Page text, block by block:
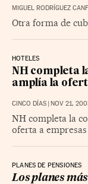
MIGUEL RODRÍGUEZ
Otra forma de
HOTELES
NH completa
amplía la
CINCO DÍAS | NOV 21,
NH completa la
oferta a empresas
PLANES DE PENSIONES
Los planes